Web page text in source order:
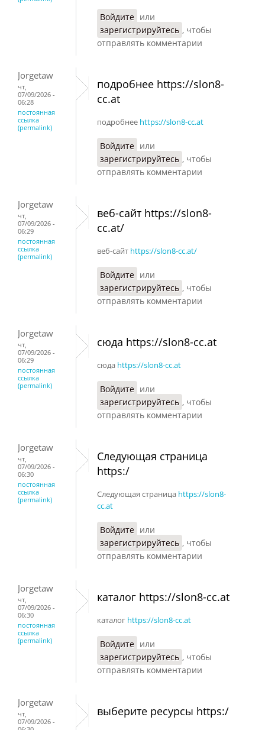
Войдите или
зарегистрируйтесь , чтобы
отправлять комментарии
Jorgetaw
чт,
07/09/2026 -
06:28
постоянная
ссылка
(permalink)
подробнее https://slon8-
cc.at
подробнее https://slon8-cc.at
Войдите или
зарегистрируйтесь , чтобы
отправлять комментарии
Jorgetaw
чт,
07/09/2026 -
06:29
постоянная
ссылка
(permalink)
веб-сайт https://slon8-
cc.at/
веб-сайт https://slon8-cc.at/
Войдите или
зарегистрируйтесь , чтобы
отправлять комментарии
Jorgetaw
чт,
07/09/2026 -
06:29
постоянная
ссылка
(permalink)
сюда https://slon8-cc.at
сюда https://slon8-cc.at
Войдите или
зарегистрируйтесь , чтобы
отправлять комментарии
Jorgetaw
чт,
07/09/2026 -
06:30
постоянная
ссылка
(permalink)
Следующая страница
https:/
Следующая страница https://slon8-
cc.at
Войдите или
зарегистрируйтесь , чтобы
отправлять комментарии
Jorgetaw
чт,
07/09/2026 -
06:30
постоянная
ссылка
(permalink)
каталог https://slon8-cc.at
каталог https://slon8-cc.at
Войдите или
зарегистрируйтесь , чтобы
отправлять комментарии
Jorgetaw
чт,
07/09/2026 -
выберите ресурсы https:/